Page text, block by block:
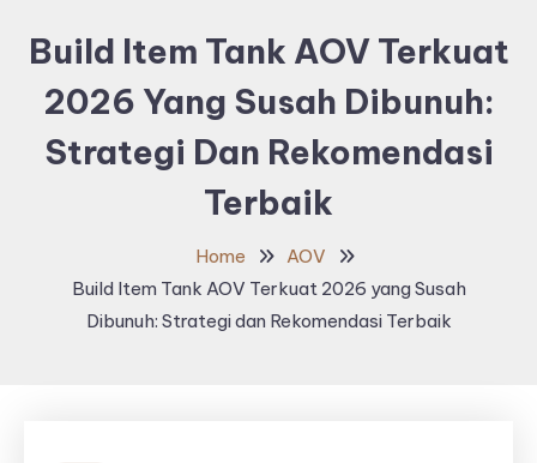
Build Item Tank AOV Terkuat
2026 Yang Susah Dibunuh:
Strategi Dan Rekomendasi
Terbaik
Home
AOV
Build Item Tank AOV Terkuat 2026 yang Susah
Dibunuh: Strategi dan Rekomendasi Terbaik